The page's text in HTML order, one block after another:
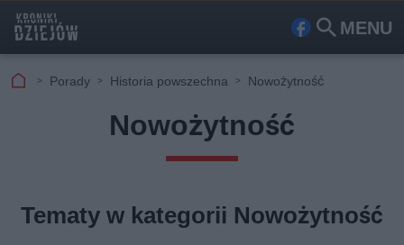
MENU
Fa
ook
Szu
kaj
Porady Historia powszechna Nowożytność
Nowożytność
Tematy w kategorii Nowożytność